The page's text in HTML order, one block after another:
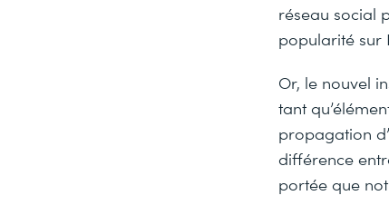
réseau social
popularité sur
Or, le nouvel
tant
propagation
différence
portée que